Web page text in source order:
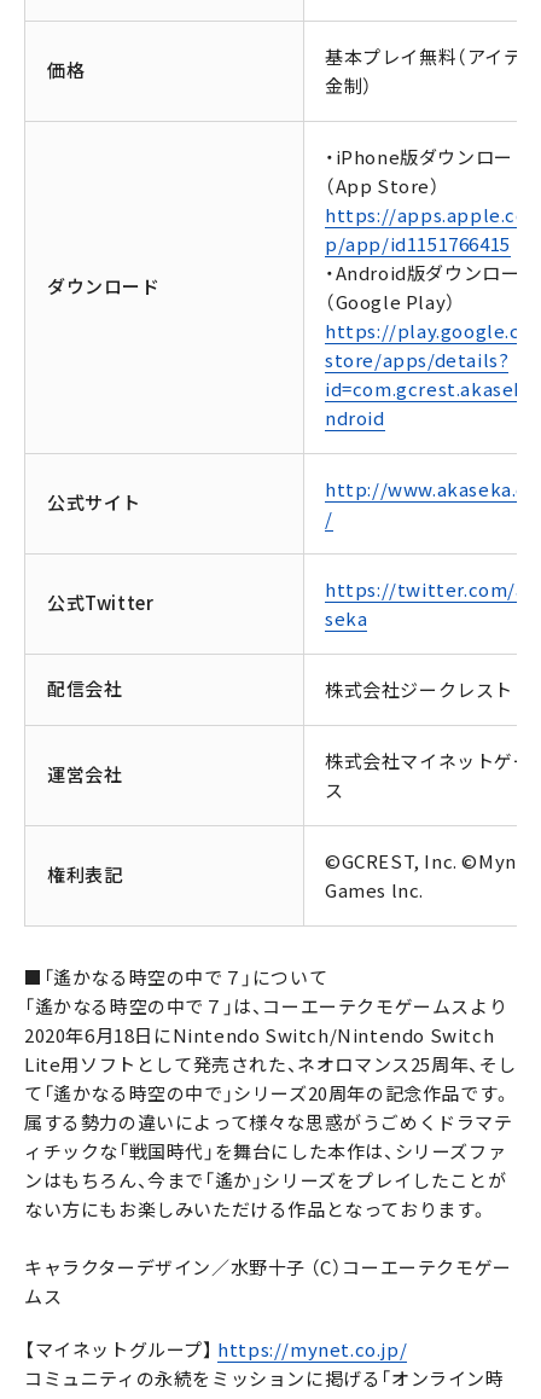
価格
基本プレイ無料（アイテ
金制）
ダウンロード
・iPhone版ダウンロード
（App Store）
https://
p/app/id1151766415
・Android版ダウンロード
（Google Play）
https://
store/apps/details?
ndroid
公式サイト
http://
/
公式Twitter
https://twitter.com/
seka
配信会社 株式会社ジークレスト
運営会社
株式会社マイネットゲー
ス
権利表記
©GCREST, Inc. ©Mynet
Games lnc.
■「遙かなる時空の中で７」について
「遙かなる時空の中で７」は、コーエーテクモゲームスより
2020年6月18日にNintendo Switch/Nintendo Switch
Lite用ソフトとして発売された、ネオロマンス25周年、そし
て「遙かなる時空の中で」シリーズ20周年の記念作品です。
属する勢力の違いによって様々な思惑がうごめくドラマテ
ィチックな「戦国時代」を舞台にした本作は、シリーズファ
ンはもちろん、今まで「遙か」シリーズをプレイしたことが
ない方にもお楽しみいただける作品となっております。
キャラクターデザイン／水野十子 （C）コーエーテクモゲー
ムス
【マイネットグループ】 https://mynet.co.jp/
コミュニティの永続をミッションに掲げる「オンライン時